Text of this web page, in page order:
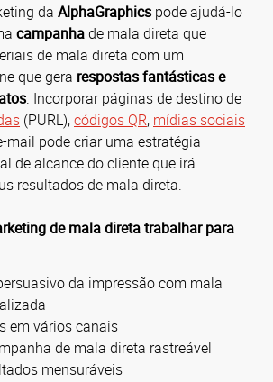
da AlphaGraphics pode ajudá-lo
campanhade mala direta que
de mala direta com um
que gera respostas fantásticas e
. Incorporar páginas de destino de
(PURL),códigos QR, mídias sociais
mail pode criar uma estratégia
de alcance do cliente que irá
resultados de mala direta.
de mala direta trabalhar para
da impressão com mala
em vários canais
de mala direta rastreável
mensuráveis